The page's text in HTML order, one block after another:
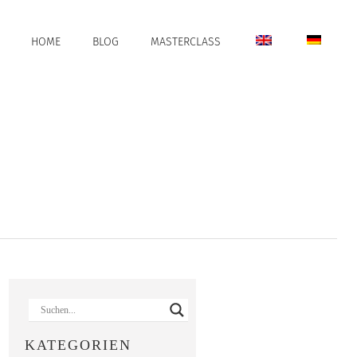
HOME BLOG MASTERCLASS
KATEGORIEN